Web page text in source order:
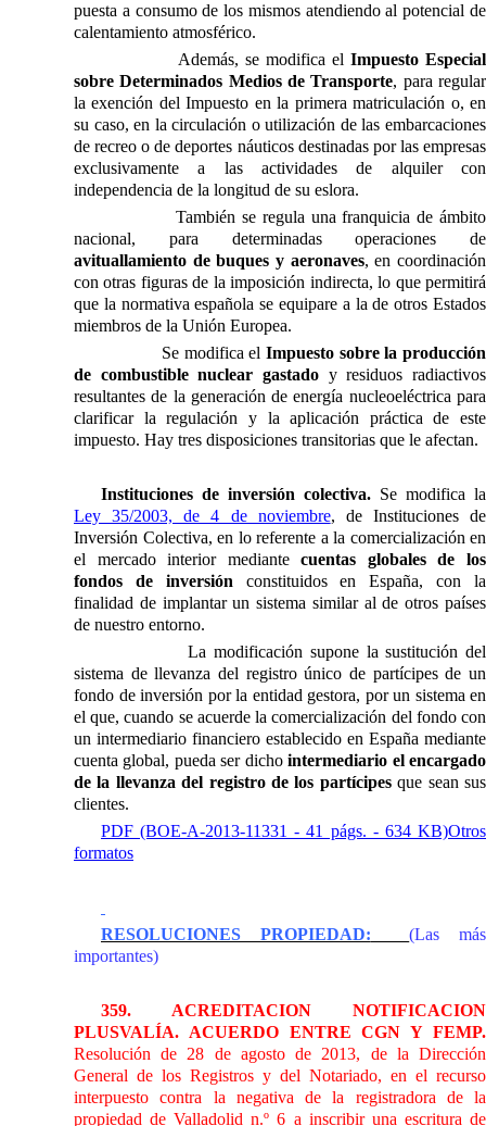
puesta a consumo de los mismos atendiendo al potencial de
calentamiento atmosférico.
Además, se modifica el Impuesto Especial
sobre Determinados Medios de Transporte, para regular
la exención del Impuesto en la primera matriculación o, en
su caso, en la circulación o utilización de las embarcaciones
de recreo o de deportes náuticos destinadas por las empresas
exclusivamente a las actividades de alquiler con
independencia de la longitud de su eslora.
También se regula una franquicia de ámbito
nacional, para determinadas operaciones de
avituallamiento de buques y aeronaves, en coordinación
con otras figuras de la imposición indirecta, lo que permitirá
que la normativa española se equipare a la de otros Estados
miembros de la Unión Europea.
Se modifica el Impuesto sobre la producción
de combustible nuclear gastado y residuos radiactivos
resultantes de la generación de energía nucleoeléctrica para
clarificar la regulación y la aplicación práctica de este
impuesto. Hay tres disposiciones transitorias que le afectan.
Instituciones de inversión colectiva. Se modifica la
Ley 35/2003, de 4 de noviembre, de Instituciones de
Inversión Colectiva, en lo referente a la comercialización en
el mercado interior mediantecuentas globales de los
fondos de inversión constituidos en España, con la
finalidad de implantar un sistema similar al de otros países
de nuestro entorno.
La modificación supone la sustitución del
sistema de llevanza del registro único de partícipes de un
fondo de inversión por la entidad gestora, por un sistema en
el que, cuando se acuerde la comercialización del fondo con
un intermediario financiero establecido en España mediante
cuenta global, pueda ser dichointermediario el encargado
de la llevanza del registro de los partícipesque sean sus
clientes.
PDF (BOE-A-2013-11331 - 41 págs. - 634 KB)Otros
formatos
RESOLUCIONES PROPIEDAD:
(Las más
importantes)
359. ACREDITACION NOTIFICACION
PLUSVALÍA. ACUERDO ENTRE CGN Y FEMP.
Resolución de 28 de agosto de 2013, de la Dirección
General de los Registros y del Notariado, en el recurso
interpuesto contra la negativa de la registradora de la
propiedad de Valladolid n.º6 a inscribir una escritura de